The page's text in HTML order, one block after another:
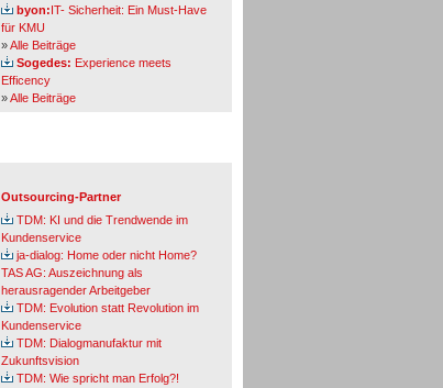
byon:IT- Sicherheit: Ein Must-Have
für KMU
»Alle Beiträge
Sogedes: Experience meets
Efficency
»Alle Beiträge
Outsourcing-Partner
TDM: KI und die Trendwende im
Kundenservice
ja-dialog: Home oder nicht Home?
TAS AG: Auszeichnung als
herausragender Arbeitgeber
TDM: Evolution statt Revolution im
Kundenservice
TDM: Dialogmanufaktur mit
Zukunftsvision
TDM: Wie spricht man Erfolg?!